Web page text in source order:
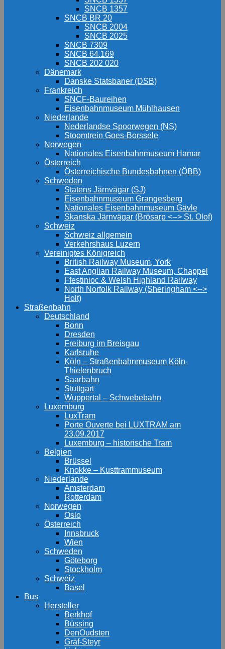
SNCB 1357
SNCB BR 20
SNCB 2004
SNCB 2025
SNCB 7309
SNCB 64.169
SNCB 202 020
Dänemark
Danske Statsbaner (DSB)
Frankreich
SNCF-Baureihen
Eisenbahnmuseum Mühlhausen
Niederlande
Nederlandse Spoorwegen (NS)
Stoomtrein Goes-Borssele
Norwegen
Nationales Eisenbahnmuseum Hamar
Österreich
Österreichische Bundesbahnen (ÖBB)
Schweden
Statens Järnvägar (SJ)
Eisenbahnmuseum Grangesberg
Nationales Eisenbahnmuseum Gävle
Skanska Järnvägar (Brösarp <--> St. Olof)
Schweiz
Schweiz allgemein
Verkehrshaus Luzern
Vereinigtes Königreich
British Railway Museum, York
East Anglian Railway Museum, Chappel
Ffestinioc & Welsh Highland Railway
North Norfolk Railway (Sheringham <-->
Holt)
Straßenbahn
Deutschland
Bonn
Dresden
Freiburg im Breisgau
Karlsruhe
Köln – Straßenbahnmuseum Köln-
Thielenbruch
Saarbahn
Stuttgart
Wuppertal – Schwebebahn
Luxemburg
LuxTram
Porte Ouverte bei LUXTRAM am
23.09.2017
Luxemburg – historische Tram
Belgien
Brüssel
Knokke – Kusttrammuseum
Niederlande
Amsterdam
Rotterdam
Norwegen
Oslo
Österreich
Innsbruck
Wien
Schweden
Göteborg
Stockholm
Schweiz
Basel
Bus
Hersteller
Berkhof
Büssing
DenOudsten
Gräf-Steyr